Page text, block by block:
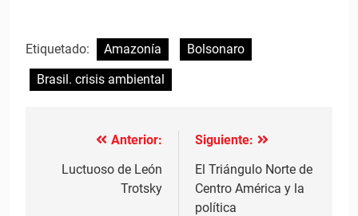
Etiquetado: Amazonía
Bolsonaro
Brasil. crisis ambiental
Navegación
Anterior:
Luctuoso de León
Trotsky
Siguiente:
El Triángulo Norte de
Centro América y la
política